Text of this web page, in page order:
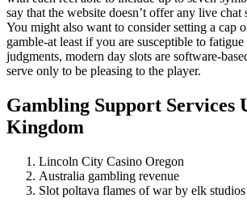
say that the website doesn’t offer any live chat
You might also want to consider setting a cap
gamble-at least if you are susceptible to
judgments, modern day slots are software-
serve only to be pleasing to the player.
Gambling Support Services
Kingdom
Lincoln City Casino Oregon
Australia gambling revenue
Slot poltava flames of war by elk